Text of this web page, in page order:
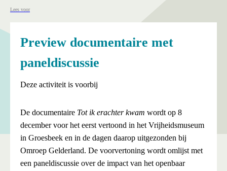
Lees voor
Preview documentaire met
paneldiscussie
Deze activiteit is voorbij
De documentaire Tot ik erachter kwam wordt op 8
december voor het eerst vertoond in het Vrijheidsmuseum
in Groesbeek en in de dagen daarop uitgezonden bij
Omroep Gelderland. De voorvertoning wordt omlijst met
een paneldiscussie over de impact van het openbaar